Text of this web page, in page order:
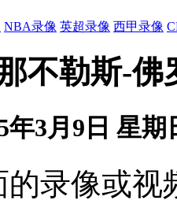
NBA录像 英超录像 西甲录像
不勒斯-
3月9日 星期
的录像或